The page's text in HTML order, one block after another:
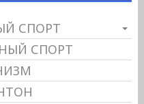
СПОРТ
СПОРТ